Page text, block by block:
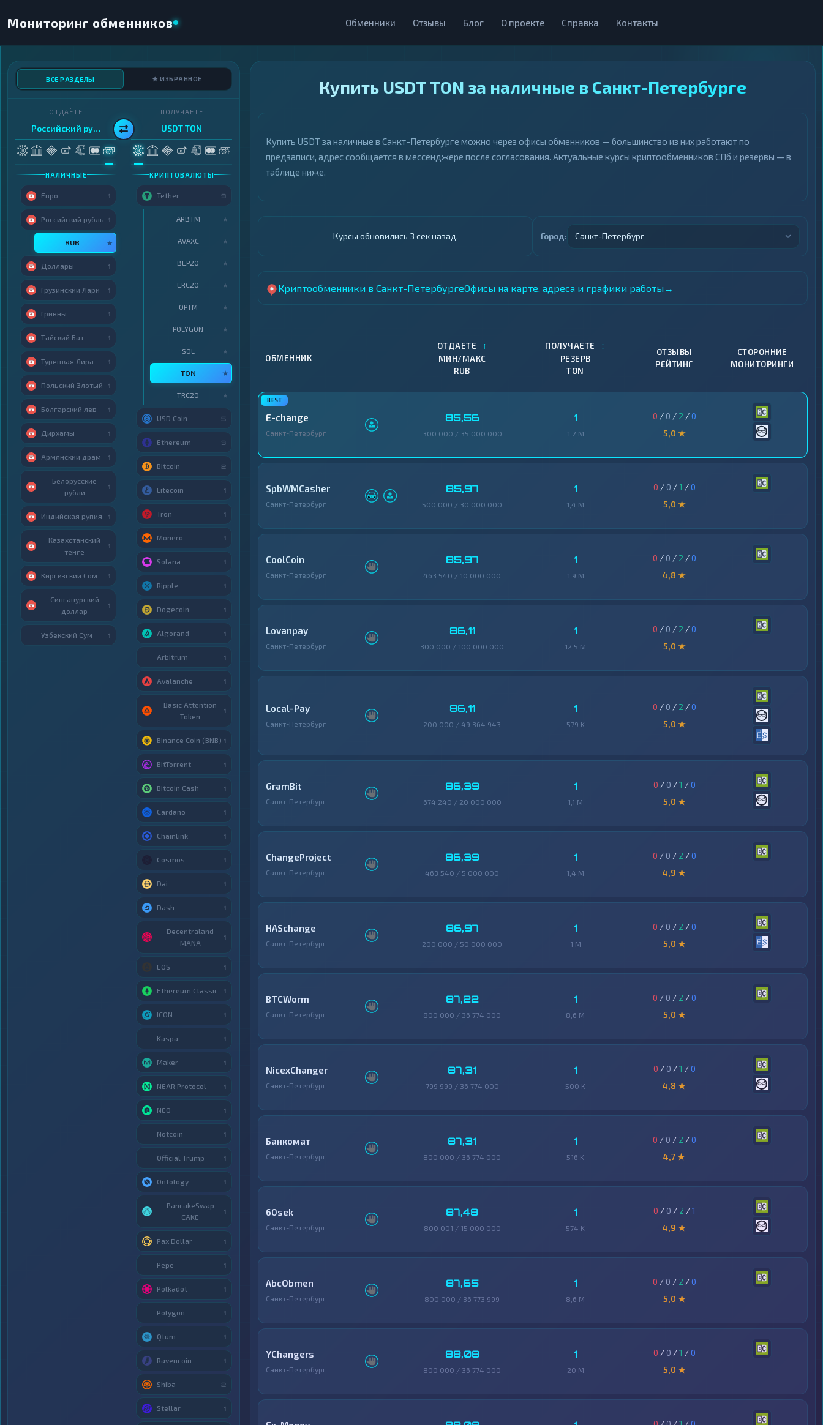
Мониторинг обменников Обменники Отзывы Блог О проекте Справка Контакты
Купить USDT TON за наличные в Санкт-Петербурге
Купить USDT за наличные в Санкт-Петербурге можно через офисы обменников — большинство из них работают по
предзаписи, адрес сообщается в мессенджере после согласования. Актуальные курсы криптообменников СПб и резервы — в
таблице ниже.
Курсы обновились 4 сек назад. Город: Санкт-Петербург
Криптообменники в Санкт-ПетербургеОфисы на карте, адреса и графики работы →
ОБМЕННИК
ОТДАЕТЕ ↑
МИН/МАКС
RUB
ПОЛУЧАЕТЕ ↕
РЕЗЕРВ
TON
ОТЗЫВЫ
РЕЙТИНГ
СТОРОННИЕ
МОНИТОРИНГИ
E-change
Санкт-Петербург
85,56
300 000 / 35 000 000
1
1,2 M
0 / 0 / 2 /0
5,0 ★
SpbWMCasher
Санкт-Петербург
85,97
500 000 / 30 000 000
1
1,4 M
0 / 0 /1 /0
5,0 ★
CoolCoin
Санкт-Петербург
85,97
463 540 / 10 000 000
1
1,9 M
0 / 0 / 2 /0
4,8 ★
Lovanpay
Санкт-Петербург
86,11
300 000 / 100 000 000
1
12,5 M
0 / 0 / 2 /0
5,0 ★
Local-Pay
Санкт-Петербург
86,11
200 000 / 49 364 943
1
579 K
0 / 0 / 2 /0
5,0 ★
GramBit
Санкт-Петербург
86,39
674 240 / 20 000 000
1
1,1 M
0 / 0 /1 /0
5,0 ★
ChangeProject
Санкт-Петербург
86,39
463 540 / 5 000 000
1
1,4 M
0 / 0 / 2 /0
4,9 ★
HASchange
Санкт-Петербург
86,97
200 000 / 50 000 000
1
1 M
0 / 0 / 2 /0
5,0 ★
BTCWorm
Санкт-Петербург
87,22
800 000 / 36 774 000
1
8,6 M
0 / 0 / 2 /0
5,0 ★
NicexChanger
Санкт-Петербург
87,31
799 999 / 36 774 000
1
500 K
0 / 0 /1 /0
4,8 ★
Банкомат
Санкт-Петербург
87,31
800 000 / 36 774 000
1
516 K
0 / 0 / 2 /0
4,7 ★
60sek
Санкт-Петербург
87,48
800 001 / 15 000 000
1
574 K
0 / 0 / 2 /1
4,9 ★
AbcObmen
Санкт-Петербург
87,65
800 000 / 36 773 999
1
8,6 M
0 / 0 / 2 /0
5,0 ★
YChangers
Санкт-Петербург
88,08
800 000 / 36 774 000
1
20 M
0 / 0 /1 /0
5,0 ★
ВСЕ РАЗДЕЛЫ ★ ИЗБРАННОЕ
ОТДАЁТЕ
Российский рубль
НАЛИЧНЫЕ
Евро 1
Российский рубль 1
RUB ★
Доллары 1
Грузинский Лари 1
Гривны 1
Тайский Бат 1
Турецкая Лира 1
Польский Злотый 1
Болгарский лев 1
Дирхамы 1
Армянский драм 1
Белорусские
рубли
1
Индийская рупия 1
Казахстанский
тенге
1
Киргизский Сом 1
Сингапурский
доллар
1
Узбекский Сум 1
ПОЛУЧАЕТЕ
USDT TON
КРИПТОВАЛЮТЫ
Tether 9
ARBTM ★
AVAXC ★
BEP20 ★
ERC20 ★
OPTM ★
POLYGON ★
SOL ★
TON ★
TRC20 ★
USD Coin 5
Ethereum 3
Bitcoin 2
Litecoin 1
Tron 1
Monero 1
Solana 1
Ripple 1
Dogecoin 1
Algorand 1
Arbitrum 1
Avalanche 1
Basic Attention
Token
1
Binance Coin (BNB) 1
BitTorrent 1
Bitcoin Cash 1
Cardano 1
Chainlink 1
Cosmos 1
Dai 1
Dash 1
Decentraland
MANA
1
EOS 1
Ethereum Classic 1
ICON 1
Kaspa 1
Maker 1
NEAR Protocol 1
NEO 1
Notcoin 1
Official Trump 1
Ontology 1
PancakeSwap
CAKE
1
Pax Dollar 1
Pepe 1
Polkadot 1
Polygon 1
Qtum 1
Ravencoin 1
Shiba 2
Stellar 1